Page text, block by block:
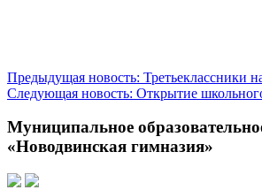
Предыдущая новость: Третьеклассники
Следующая новость: Открытие
Муниципальное
«Новодвинская гимназия»